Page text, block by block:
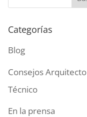
Categorías
Blog
Consejos Arquitecto
Técnico
En la prensa